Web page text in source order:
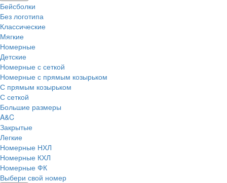
Бейсболки
Без логотипа
Классические
Мягкие
Номерные
Детские
Номерные с сеткой
Номерные с прямым козырьком
С прямым козырьком
С сеткой
Большие размеры
A&C
Закрытые
Легкие
Номерные НХЛ
Номерные КХЛ
Номерные ФК
Выбери свой номер